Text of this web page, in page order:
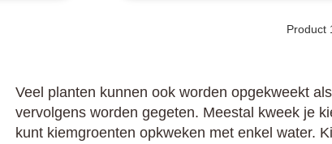
Product
Veel planten kunnen ook worden opgekweekt
vervolgens worden gegeten. Meestal kweek je
kunt kiemgroenten opkweken met enkel water.